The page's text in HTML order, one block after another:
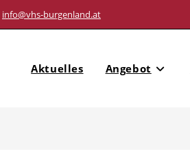
info@vhs-burgenland.at
Aktuelles Angebot